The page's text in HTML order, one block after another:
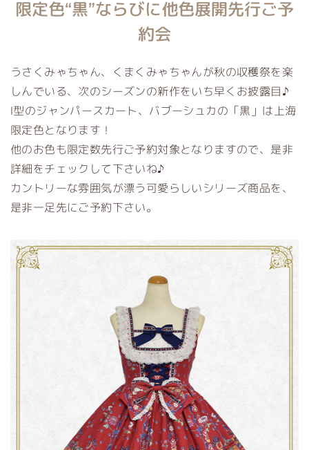
限定色“黒”ならびに他色展開先行ご予
約会
うさくみゃちゃん、くまくみゃちゃんが秋の収穫祭を楽
しんでいる、次のシーズンの新作をいち早くお披露目♪
Ⅰ型のジャンパースカート、バブーシュカの「黒」は上海
限定色となります！
他のお色も限定数先行ご予約対象となりますので、是非
詳細をチェックして下さいね♪
カントリーな雰囲気が漂う可愛らしいシリーズ商品を、
是非一足先にご予約下さい。